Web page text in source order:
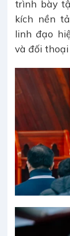
trình bày
kích nền
linh đạo
và đối